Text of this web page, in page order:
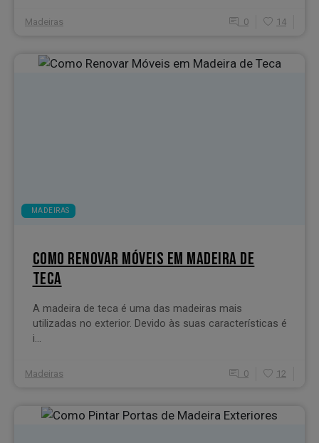
Madeiras 0 14
MADEIRAS
COMO RENOVAR MÓVEIS EM MADEIRA DE
TECA
A madeira de teca é uma das madeiras mais
utilizadas no exterior. Devido às suas características é
i...
Madeiras 0 12